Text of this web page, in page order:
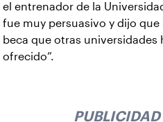
el entrenador de la
fue muy persuasivo y dijo que
beca que otras universidades
ofrecido”.
PUBLICIDAD